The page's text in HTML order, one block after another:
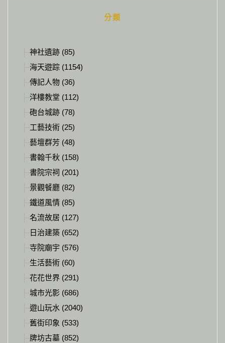
分類
神社遺跡 (85)
海天遊踪 (1154)
傳記人物 (36)
洋樓教堂 (112)
砲台城跡 (78)
工藝技術 (25)
藝壇群芳 (48)
書翰千秋 (158)
書院宗祠 (201)
景觀餐廳 (82)
鐵道風情 (85)
名流故居 (127)
日治建築 (652)
寺院廟宇 (576)
生活藝術 (60)
花花世界 (291)
城市光影 (686)
遊山玩水 (2040)
舊街印象 (533)
牌坊古墓 (852)